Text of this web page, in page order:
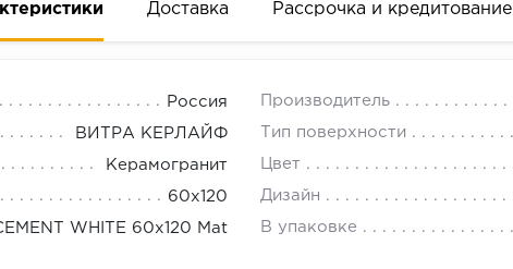
Доставка Рассрочка и кредитование
Россия Производитель
ВИТРА КЕРЛАЙФ Тип поверхности
Керамогранит Цвет
60x120 Дизайн
WHITE 60x120 Mat В упаковке
деньгами